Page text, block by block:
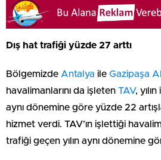
Dış hat trafiği yüzde 27 arttı
Bölgemizde Antalya ile Gazipaşa
havalimanlarını da işleten TAV,
aynı dönemine göre yüzde 22
hizmet verdi. TAV’ın işlettiği
trafiği geçen yılın aynı dönemine